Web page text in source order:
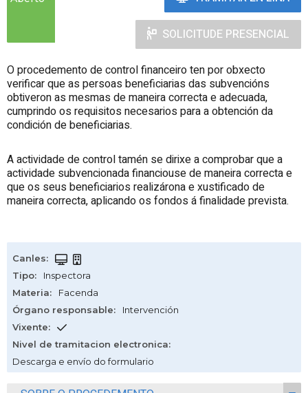
SOLICITUDE PRESENCIAL
O procedemento de control financeiro ten por obxecto
verificar que as persoas beneficiarias das subvencións
obtiveron as mesmas de maneira correcta e adecuada,
cumprindo os requisitos necesarios para a obtención da
condición de beneficiarias.
A actividade de control tamén se dirixe a comprobar que a
actividade subvencionada financiouse de maneira correcta e
que os seus beneficiarios realizárona e xustificado de
maneira correcta, aplicando os fondos á finalidade prevista.
Canles:
Tipo:
Inspectora
Materia:
Facenda
Órgano responsable:
Intervención
Vixente:
Nivel de tramitacion electronica:
Descarga e envío do formulario